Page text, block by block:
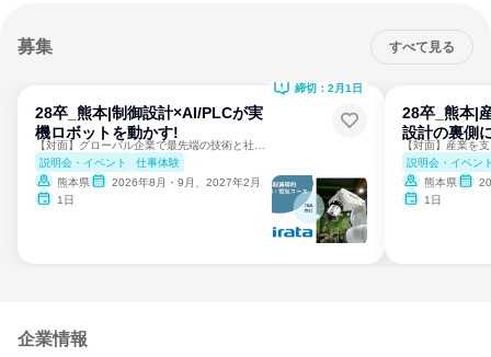
募集 すべて見る
28卒_熊本|制御設計×AI/PLCが実
機ロボットを動かす!
説明会・イベント
仕事体験
熊本県
2026年8月・9月、2027年2月
1日
締切：2月1日
28卒_熊本|
設計の裏側
説明会・イベン
熊本県
1日
企業情報